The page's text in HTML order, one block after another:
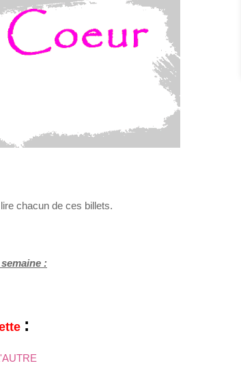
chacun de ces billets.
:
: